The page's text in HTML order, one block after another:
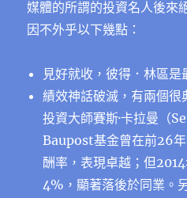
媒體的所謂的投資名人後來
因不外乎以下幾點：
見好就收，彼得．林區是
績效神話破滅，有兩個
投資大師賽斯·卡拉曼（
Baupost基金曾在前26
酬率，表現卓越；但
4%，顯著落後於同業。